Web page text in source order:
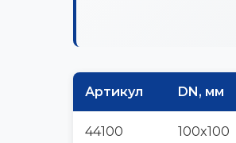
Артикул DN, мм
44100 100x100